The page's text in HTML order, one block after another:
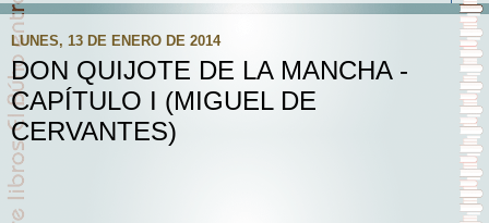
LUNES, 13 DE ENERO DE 2014
DON QUIJOTE DE LA MANCHA -
CAPÍTULO I (MIGUEL DE
CERVANTES)